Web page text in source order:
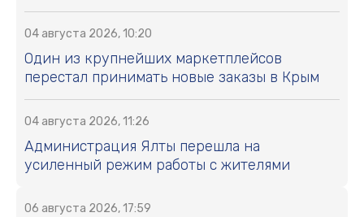
04 августа 2026, 10:20
Один из крупнейших маркетплейсов
перестал принимать новые заказы в Крым
04 августа 2026, 11:26
Администрация Ялты перешла на
усиленный режим работы с жителями
06 августа 2026, 17:59